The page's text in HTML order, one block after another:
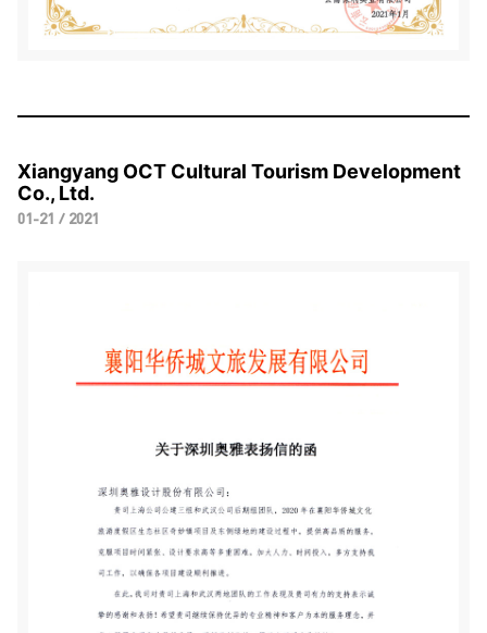
Xiangyang OCT Cultural Tourism Development
Co., Ltd.
01-21 / 2021